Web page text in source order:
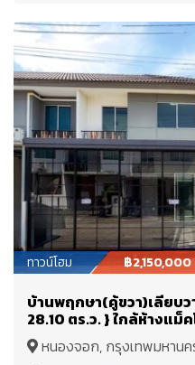
ทาวน์โฮม ฿2,150,000
บ้านพฤกษา(คู้ขวา)เลียบ
28.10 ตร.ว. } ใกล้ห้างแ
บ้าน ต่อเติมห้องครัว ห้อง
ห้องกระจกบานสไลด์ขนา
หนองจอก, กรุงเทพมหาน